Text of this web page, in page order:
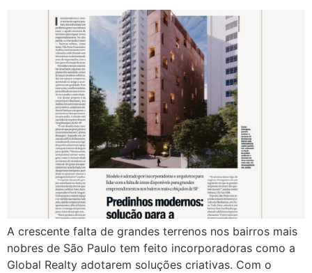
A crescente falta de grandes terrenos nos bairros mais
nobres de São Paulo tem feito incorporadoras como a
Global Realty adotarem soluções criativas. Com o